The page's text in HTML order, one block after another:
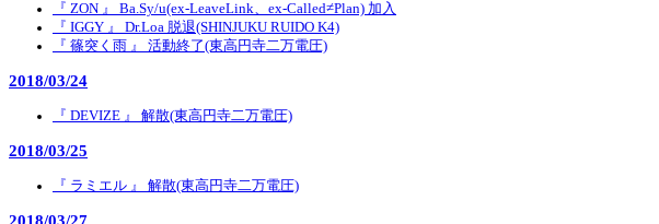
『 ZON 』 Ba.Sy/u(ex-LeaveLink、ex-Called≠Plan) 加入
『 IGGY 』 Dr.Loa 脱退(SHINJUKU RUIDO K4)
『 篠突く雨 』 活動終了(東高円寺二万電圧)
2018/03/24
『 DEVIZE 』 解散(東高円寺二万電圧)
2018/03/25
『 ラミエル 』 解散(東高円寺二万電圧)